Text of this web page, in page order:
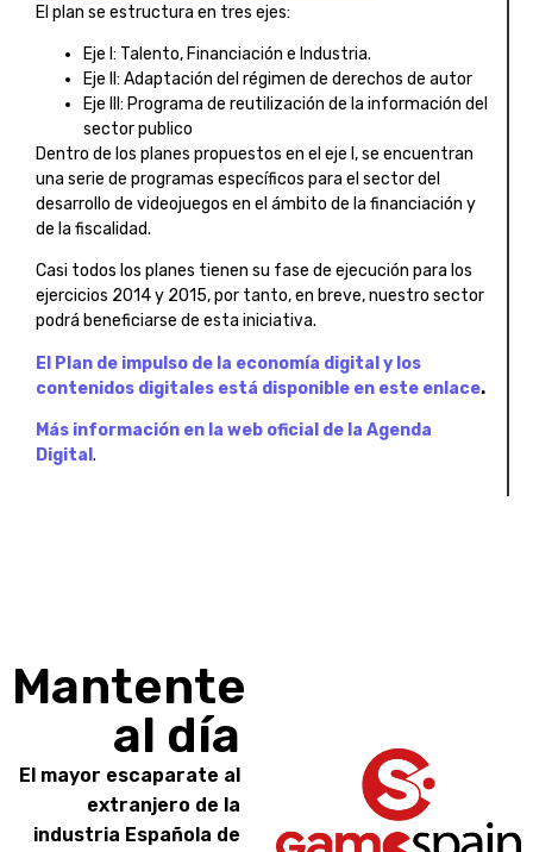
El plan se estructura en tres ejes:
Eje I: Talento, Financiación e Industria.
Eje II: Adaptación del régimen de derechos de autor
Eje III: Programa de reutilización de la información del
sector publico
Dentro de los planes propuestos en el eje I, se encuentran
una serie de programas específicos para el sector del
desarrollo de videojuegos en el ámbito de la financiación y
de la fiscalidad.
Casi todos los planes tienen su fase de ejecución para los
ejercicios 2014 y 2015, por tanto, en breve, nuestro sector
podrá beneficiarse de esta iniciativa.
El Plan de impulso de la economía digital y los
contenidos digitales está disponible en este enlace.
Más información en la web oficial de la Agenda
Digital .
Mantente
al día
El mayor escaparate al
extranjero de la
industria Española de